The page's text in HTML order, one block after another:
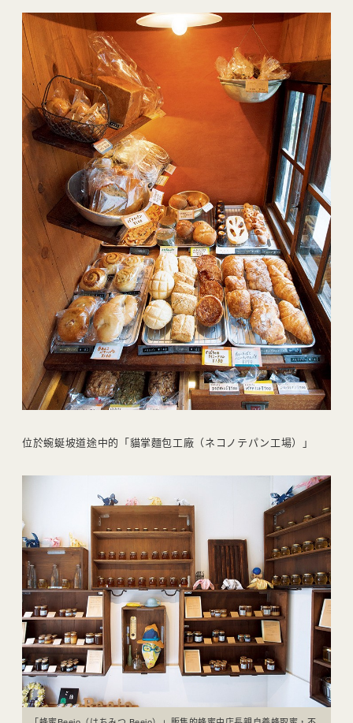
位於蜿蜒坡道途中的「貓掌麵包工廠（ネコノテパン工場）」